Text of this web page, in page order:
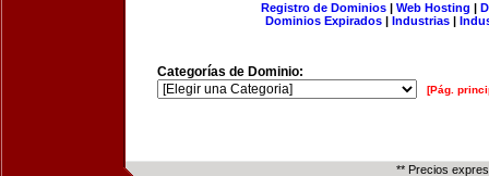
Registro de Dominios| Web Hosting |
Dominios Expirados | Industrias |
Categorías de Dominio:
[Pág.
** Precios